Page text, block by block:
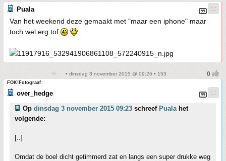
Puala
Van het weekend deze gemaakt met "maar een iphone" maar
toch wel erg tof
• dinsdag 3 november 2015 @ 09:26 • 153
FOK!Fotograaf
over_hedge
Op dinsdag 3 november 2015 09:23 schreef Pualahet
volgende:
[..]
Omdat de boel dicht getimmerd zat en langs een super drukke weg